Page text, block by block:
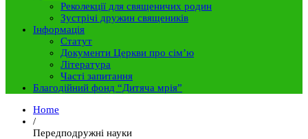
Реколекції для священичих родин
Зустрічі дружин священиків
Інформація
Статут
Документи Церкви про сім’ю
Література
Часті запитання
Благодійний фонд “Дитяча мрія”
Home
/
Передподружні науки